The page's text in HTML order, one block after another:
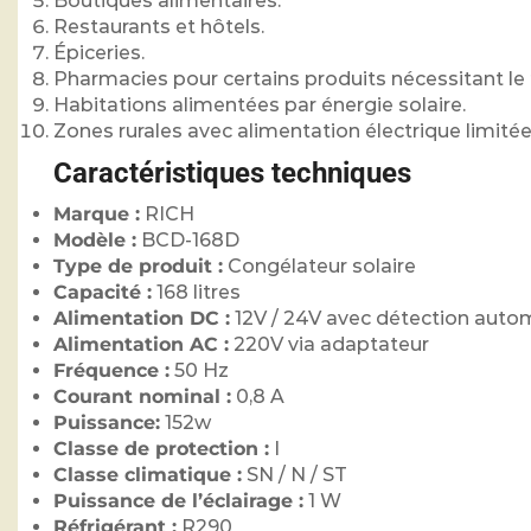
Restaurants et hôtels.
Épiceries.
Pharmacies pour certains produits nécessitant le
Habitations alimentées par énergie solaire.
Zones rurales avec alimentation électrique
Caractéristiques techniques
Marque : RICH
Modèle : BCD-168D
Type de produit : Congélateur solaire
Capacité : 168 litres
Alimentation DC : 12V / 24V avec détection
Alimentation AC : 220V via adaptateur
Fréquence : 50 Hz
Courant nominal : 0,8 A
Puissance: 152w
Classe de protection : I
Classe climatique : SN / N / ST
Puissance de l’éclairage : 1 W
Réfrigérant : R290